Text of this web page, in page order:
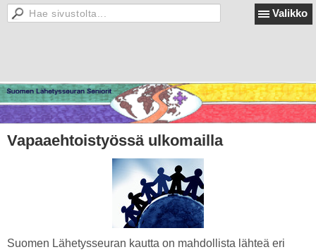
Valikko
Vapaaehtoistyössä ulkomailla
Suomen Lähetysseuran kautta on mahdollista lähteä eri